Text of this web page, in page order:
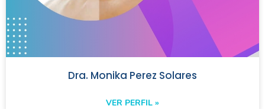
Dra. Monika Perez Solares
VER PERFIL »